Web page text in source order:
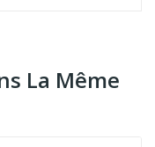
La Même